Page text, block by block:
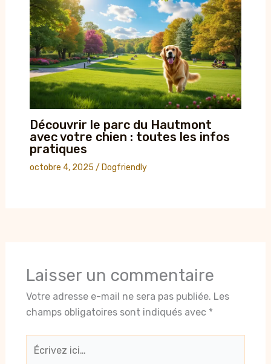
Découvrir le parc du Hautmont
avec votre chien : toutes les infos
pratiques
octobre 4, 2025 / Dogfriendly
Laisser un commentaire
Votre adresse e-mail ne sera pas publiée. Les
champs obligatoires sont indiqués avec *
ici…